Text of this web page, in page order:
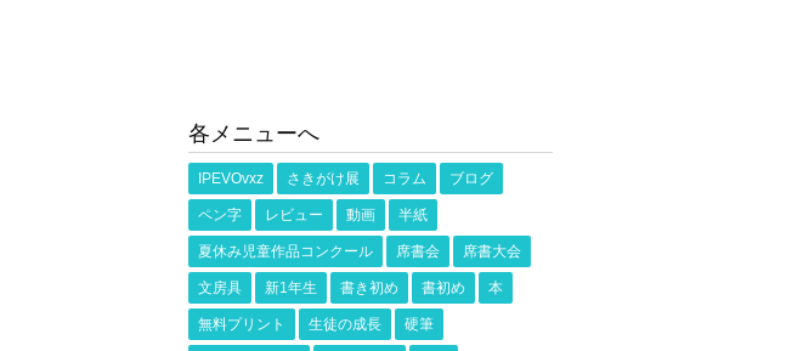
各メニューへ
IPEVOvxz さきがけ展 コラム ブログ
ペン字 レビュー 動画 半紙
夏休み児童作品コンクール 席書会 席書大会
文房具 新1年生 書き初め 書初め 本
無料プリント 生徒の成長 硬筆